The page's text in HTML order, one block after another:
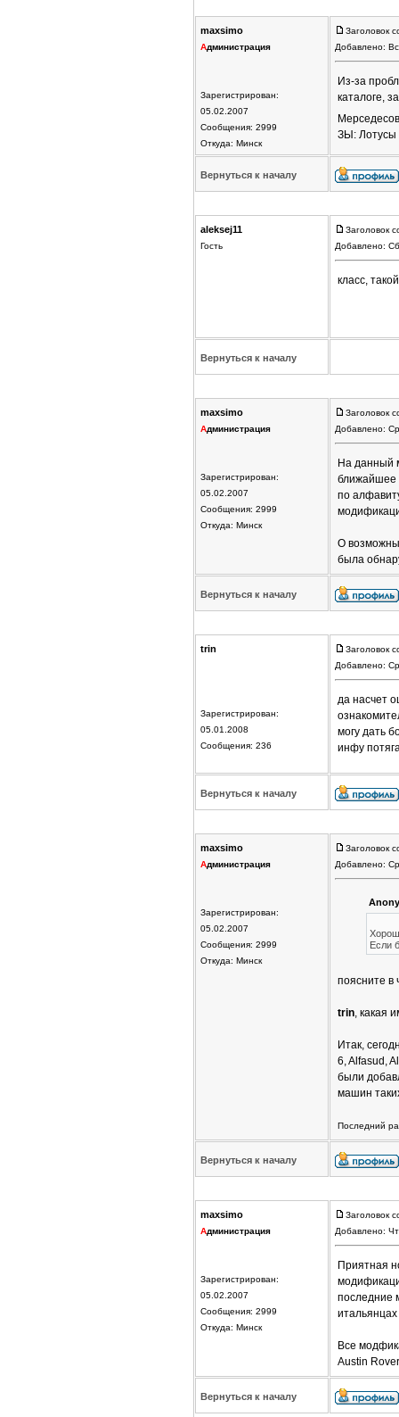
maxsimo
Администрация
Зарегистрирован:
05.02.2007
Сообщения: 2999
Откуда: Минск
Заголовок
Добавлено:
Из-за
каталоге,
ЗЫ: Лотусы
Вернуться к началу
aleksej11
Гость
Заголовок
Добавлено:
класс,
Вернуться к началу
maxsimo
Администрация
Зарегистрирован:
05.02.2007
Сообщения: 2999
Откуда: Минск
Заголовок
Добавлено:
На данный
ближайшее
по
О
была
Вернуться к началу
trin
Зарегистрирован:
05.01.2008
Сообщения: 236
Заголовок
Добавлено:
да насчет
могу дать
инфу
Вернуться к началу
maxsimo
Администрация
Зарегистрирован:
05.02.2007
Сообщения: 2999
Откуда: Минск
Заголовок
Добавлено:
Если
поясните в
trin, какая
Итак,
6, Alfasud,
были
машин
Последний
Вернуться к началу
maxsimo
Администрация
Зарегистрирован:
05.02.2007
Сообщения: 2999
Откуда: Минск
Заголовок
Добавлено:
Приятная
последние
Все
Austin
Вернуться к началу